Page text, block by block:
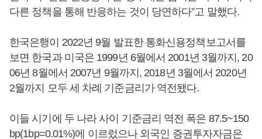
다른 정책을 통해 반응하는 것이 당연하다”고 말했다.
한국은행이 2022년 9월 발표한 통화신용정책보고서를
보면 한국과 미국은 1999년 6월에서 2001년 3월까지, 20
06년 8월에서 2007년 9월까지, 2018년 3월에서 2020년
2월까지 모두 세 차례 기준금리가 역전됐다.
이들 시기에 두 나라 사이 기준금리 역전 폭은 87.5~150
bp(1bp=0.01%)에 이르렀으나 외국인 증권투자자금은